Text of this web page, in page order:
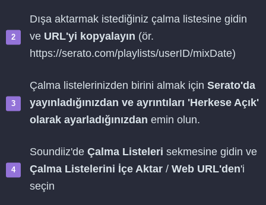
Dışa aktarmak istediğiniz çalma listesine gidin
ve URL'yi kopyalayın (ör.
https://serato.com/playlists/userID/mixDate)
Çalma listelerinizden birini almak için Serato'da
yayınladığınızdan ve ayrıntıları 'Herkese Açık'
olarak ayarladığınızdan emin olun.
Soundiiz'de Çalma Listeleri sekmesine gidin ve
Çalma Listelerini İçe Aktar / Web URL'den'i
seçin